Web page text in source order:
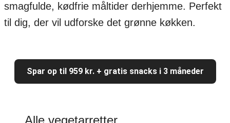
smagfulde, kødfrie måltider derhjemme. Perfekt
til dig, der vil udforske det grønne køkken.
Spar op til 959 kr. + gratis snacks i 3 måneder
Alle vegetarretter